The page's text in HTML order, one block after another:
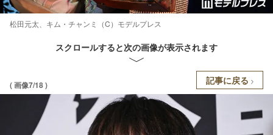
松田元太、キム・チャンミ（C）モデルプレス
スクロールすると次の画像が表示されます
( 画像7/18 ) 記事に戻る